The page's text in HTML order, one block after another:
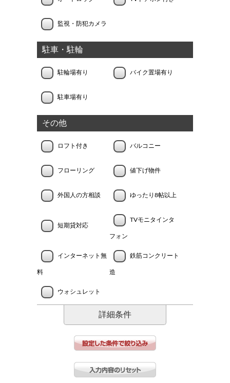
監視・防犯カメラ
駐車・駐輪
駐輪場有り バイク置場有り
駐車場有り
その他
ロフト付き バルコニー
フローリング 値下げ物件
外国人の方相談 ゆったり8帖以上
短期貸対応
TVモニタインタ
フォン
インターネット無
料
鉄筋コンクリート
造
ウォシュレット